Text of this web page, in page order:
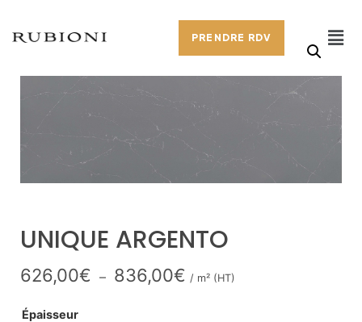
PRENDRE RDV
UNIQUE ARGENTO
626,00€ – 836,00€ / m² (HT)
Épaisseur